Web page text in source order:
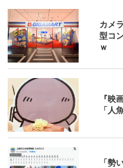
カメ
型コ
ｗ
『映
「人
「勢